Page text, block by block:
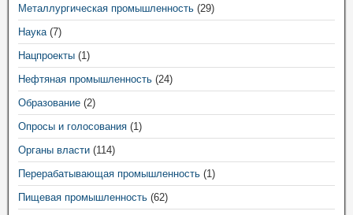
Металлургическая промышленность (29)
Наука(7)
Нацпроекты (1)
Нефтяная промышленность (24)
Образование (2)
Опросы и голосования (1)
Органы власти (114)
Перерабатывающая промышленность (1)
Пищевая промышленность (62)